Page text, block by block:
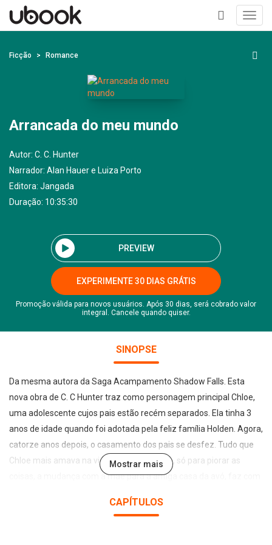
+
Ficção Romance
Arrancada do meu mundo
Autor: C. C. Hunter
Narrador: Alan Hauer e Luiza Porto
Editora: Jangada
Duração: 10:35:30
PREVIEW
EXPERIMENTE 30 DIAS GRÁTIS
Promoção válida para novos usuários. Após 30 dias, será cobrado valor
integral. Cancele quando quiser.
SINOPSE
Da mesma autora da Saga Acampamento Shadow Falls. Esta
nova obra de C. C Hunter traz como personagem principal Chloe,
uma adolescente cujos pais estão recém separados. Ela tinha 3
anos de idade quando foi adotada pela feliz família Holden. Agora,
catorze anos depois, o casamento dos pais se desfez. Tudo que
Chloe mais amava na vida ficou para trás e, só para piorar as
coisas, a mudança com a mãe para a antiga casa da avó, faz com
quando era pequena. Quando Chloe conhece Cash Colton, ela se
Mostrar mais
CAPÍTULOS